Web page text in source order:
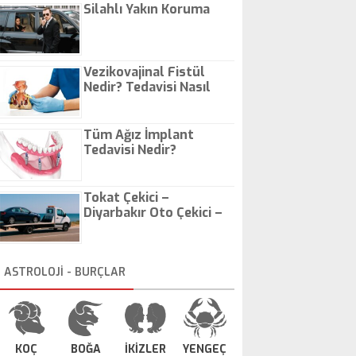
Silahlı Yakın Koruma
Vezikovajinal Fistül
Nedir? Tedavisi Nasıl
Tüm Ağız İmplant
Tedavisi Nedir?
Tokat Çekici –
Diyarbakır Oto Çekici –
ASTROLOJİ - BURÇLAR
KOÇ BOĞA İKİZLER YENGEÇ